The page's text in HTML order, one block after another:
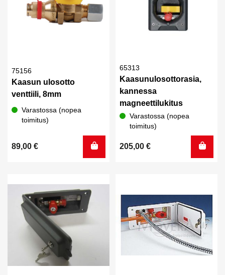
75156
Kaasun ulosotto
venttiili, 8mm
Varastossa (nopea
toimitus)
89,00 €
65313
Kaasunulosottorasia,
kannessa
magneettilukitus
Varastossa (nopea
toimitus)
205,00 €